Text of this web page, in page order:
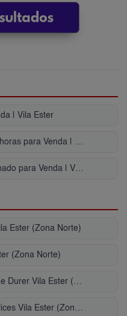
| Vila Ester
Apartamento com portaria 24 horas para Venda | Vila Ester
Apartamento com ar condicionado para Venda | Vila Ester
Ester (Zona Norte)
(Zona Norte)
Condomínio s Lucas Cranach e Durer Vila Ester (Zona Norte)
Condomínio Green Design Offices Vila Ester (Zona Norte)